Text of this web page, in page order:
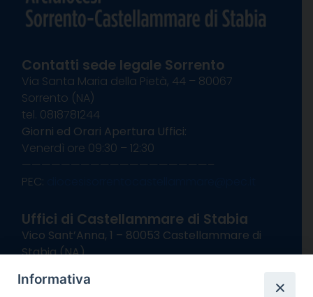
Contatti sede legale Sorrento
Via Santa Maria della Pietà, 44 – 80067
Sorrento (NA)
tel. 0818781244
Giorni ed Orari Apertura Uffici:
Venerdì ore 09:30 – 12:30
———————————————————–
PEC:
Uffici di Castellammare di Stabia
Vico Sant’Anna, 1 – 80053 Castellammare di
Stabia (NA)
Giorni ed Orari Apertura Uffici:
Informativa